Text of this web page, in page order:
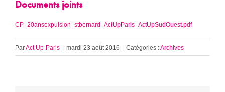
Documents joints
CP_20ansexpulsion_stbernard_ActUpParis_ActUpSudOuest.pdf
ParAct Up-Paris mardi 23 août 2016 Catégories :Archives